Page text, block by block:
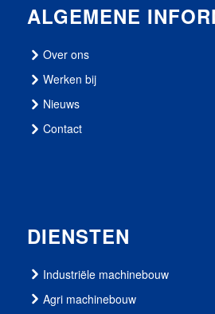
ALGEMENE
Over ons
Werken bij
Nieuws
Contact
DIENSTEN
Industriële machinebouw
Agri machinebouw